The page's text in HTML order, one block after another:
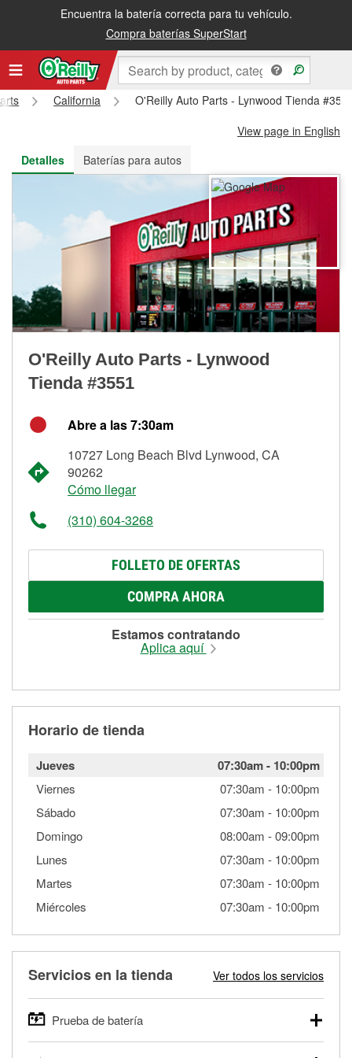
Encuentra la batería correcta para tu vehículo.
Compra baterías SuperStart
Recibe tu orden gratis al día siguiente o recógela en la tienda
California
O'Reilly Auto Parts - Lynwood Tienda
View page in English
Detalles
Baterías para autos
O'Reilly Auto Parts - Lynwood
Tienda #3551
Abre a las 7:30am
10727 Long Beach Blvd Lynwood, CA
90262
Cómo llegar
(310) 604-3268
FOLLETO DE OFERTAS
COMPRA AHORA
Estamos contratando
Aplica aquí
Horario de tienda
Jueves 07:30am- 10:00pm
Viernes 07:30am - 10:00pm
Sábado
07:30am - 10:00pm
Domingo
08:00am -09:00pm
Lunes
07:30am - 10:00pm
Martes
07:30am - 10:00pm
Miércoles
07:30am - 10:00pm
Servicios en la tienda Ver todos los servicios
Prueba de batería